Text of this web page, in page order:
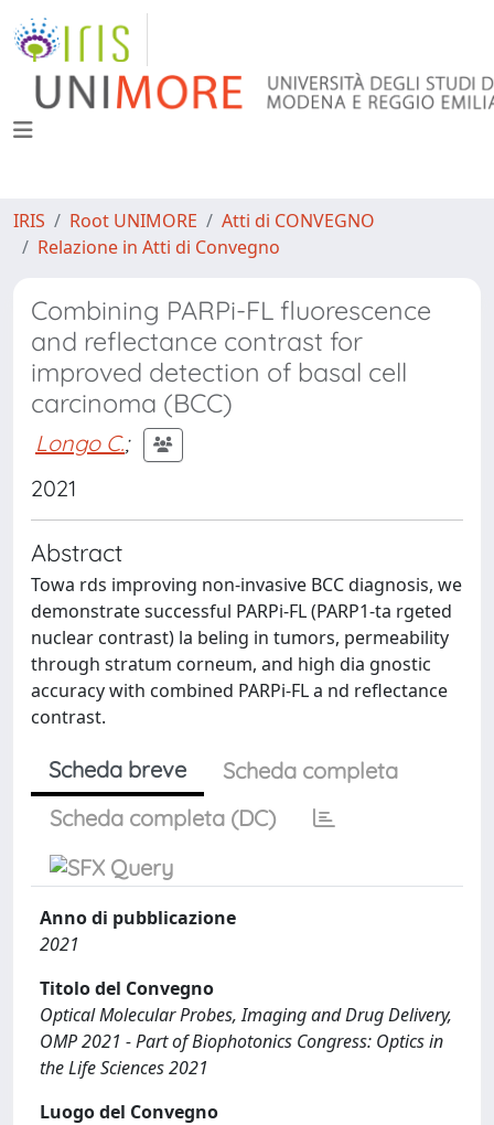
IRIS Root UNIMORE
Atti di CONVEGNO
Relazione in Atti di Convegno
Combining PARPi-FL fluorescence
and reflectance contrast for
improved detection of basal cell
carcinoma (BCC)
Longo C.;
2021
Abstract
Towa rds improving non-invasive BCC diagnosis, we
demonstrate successful PARPi-FL (PARP1-ta rgeted
nuclear contrast) la beling in tumors, permeability
through stratum corneum, and high dia gnostic
accuracy with combined PARPi-FL a nd reflectance
contrast.
Scheda breve
Scheda completa
Scheda completa (DC)
Anno di pubblicazione
2021
Titolo del Convegno
Optical Molecular Probes, Imaging and Drug Delivery,
OMP 2021 - Part of Biophotonics Congress: Optics in
the Life Sciences 2021
Luogo del Convegno